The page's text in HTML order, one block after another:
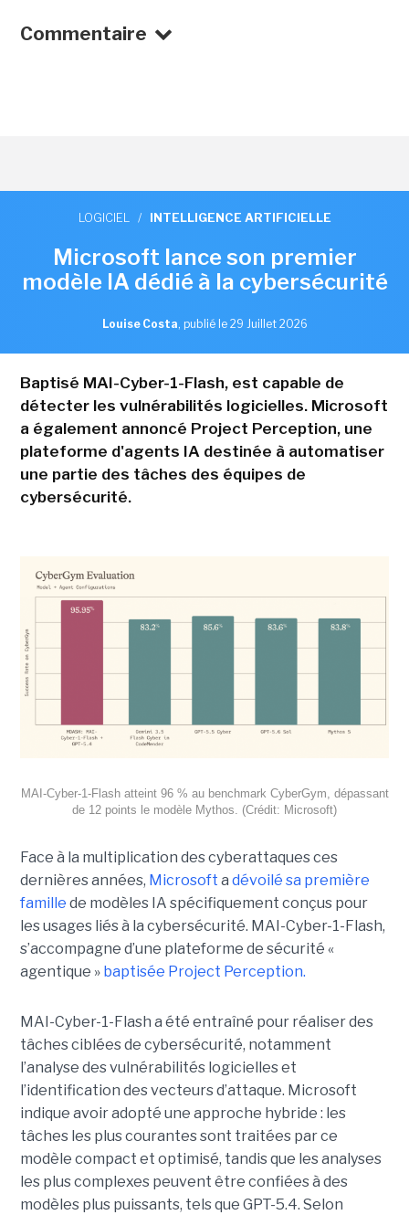
Commentaire
LOGICIEL / INTELLIGENCE ARTIFICIELLE
Microsoft lance son premier
modèle IA dédié à la cybersécurité
Louise Costa, publié le 29 Juillet 2026
Baptisé MAI-Cyber-1-Flash, est capable de
détecter les vulnérabilités logicielles. Microsoft
a également annoncé Project Perception, une
plateforme d'agents IA destinée à automatiser
une partie des tâches des équipes de
cybersécurité.
MAI-Cyber-1-Flash atteint 96 % au benchmark CyberGym, dépassant
de 12 points le modèle Mythos. (Crédit: Microsoft)
Face à la multiplication des cyberattaques ces
dernières années, Microsoft a dévoilé sa première
famille de modèles IA spécifiquement conçus pour
les usages liés à la cybersécurité. MAI-Cyber-1-Flash,
s’accompagne d’une plateforme de sécurité «
agentique » baptisée Project Perception.
MAI-Cyber-1-Flash a été entraîné pour réaliser des
tâches ciblées de cybersécurité, notamment
l’analyse des vulnérabilités logicielles et
l’identification des vecteurs d’attaque. Microsoft
indique avoir adopté une approche hybride : les
tâches les plus courantes sont traitées par ce
modèle compact et optimisé, tandis que les analyses
les plus complexes peuvent être confiées à des
modèles plus puissants, tels que GPT-5.4. Selon